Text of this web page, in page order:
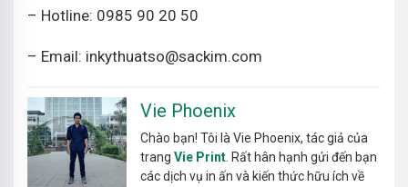
– Hotline: 0985 90 20 50
– Email: inkythuatso@sackim.com
Vie Phoenix
Chào bạn! Tôi là Vie Phoenix, tác giả của
trangVie Print . Rất hân hạnh gửi đến bạn
các dịch vụ in ấn và kiến thức hữu ích về